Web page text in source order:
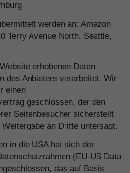
werden an: Amazon
Terry Avenue North, Seattle,
erhobenen Daten
des Anbieters verarbeitet. Wir
einen
geschlossen, der den
Seitenbesucher sicherstellt
an Dritte untersagt.
in die USA hat sich der
(EU-US Data
das auf Basis